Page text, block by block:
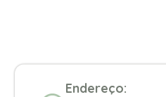
Endereço: